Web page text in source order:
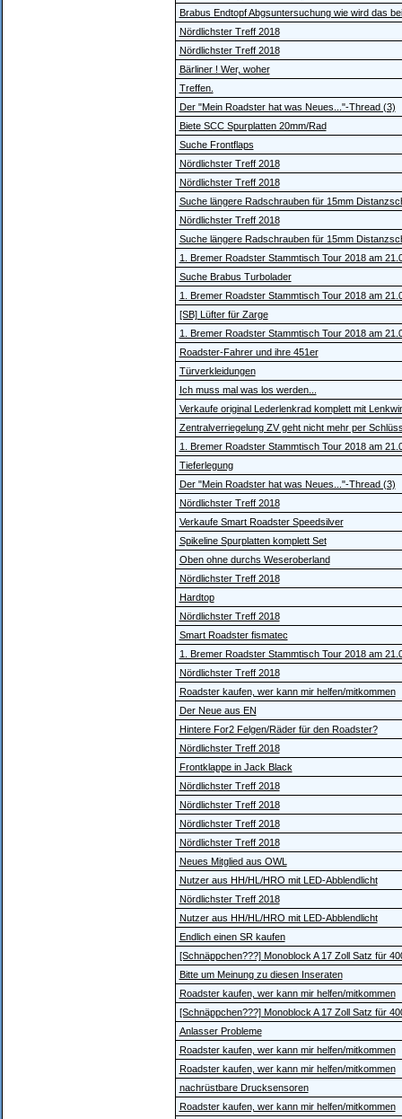
Brabus Endtopf Abgsuntersuchung wie wird das
Nördlichster Treff 2018
Nördlichster Treff 2018
Bärliner ! Wer, woher
Treffen.
Der "Mein Roadster hat was Neues..."-Thread (3)
Biete SCC Spurplatten 20mm/Rad
Suche Frontflaps
Nördlichster Treff 2018
Nördlichster Treff 2018
Suche längere Radschrauben für 15mm
Nördlichster Treff 2018
Suche längere Radschrauben für 15mm
1. Bremer Roadster Stammtisch Tour 2018 am
Suche Brabus Turbolader
1. Bremer Roadster Stammtisch Tour 2018 am
[SB] Lüfter für Zarge
1. Bremer Roadster Stammtisch Tour 2018 am
Roadster-Fahrer und ihre 451er
Türverkleidungen
Ich muss mal was los werden...
Verkaufe original Lederlenkrad komplett mit
Zentralverriegelung ZV geht nicht mehr per
1. Bremer Roadster Stammtisch Tour 2018 am
Tieferlegung
Der "Mein Roadster hat was Neues..."-Thread (3)
Nördlichster Treff 2018
Verkaufe Smart Roadster Speedsilver
Spikeline Spurplatten komplett Set
Oben ohne durchs Weseroberland
Nördlichster Treff 2018
Hardtop
Nördlichster Treff 2018
Smart Roadster fismatec
1. Bremer Roadster Stammtisch Tour 2018 am
Nördlichster Treff 2018
Roadster kaufen, wer kann mir helfen/mitkommen
Der Neue aus EN
Hintere For2 Felgen/Räder für den Roadster?
Nördlichster Treff 2018
Frontklappe in Jack Black
Nördlichster Treff 2018
Nördlichster Treff 2018
Nördlichster Treff 2018
Nördlichster Treff 2018
Neues Mitglied aus OWL
Nutzer aus HH/HL/HRO mit LED-Abblendlicht
Nördlichster Treff 2018
Nutzer aus HH/HL/HRO mit LED-Abblendlicht
Endlich einen SR kaufen
[Schnäppchen???] Monoblock A 17 Zoll Satz für
Bitte um Meinung zu diesen Inseraten
Roadster kaufen, wer kann mir helfen/mitkommen
[Schnäppchen???] Monoblock A 17 Zoll Satz für
Anlasser Probleme
Roadster kaufen, wer kann mir helfen/mitkommen
Roadster kaufen, wer kann mir helfen/mitkommen
nachrüstbare Drucksensoren
Roadster kaufen, wer kann mir helfen/mitkommen